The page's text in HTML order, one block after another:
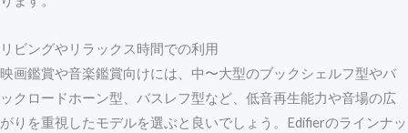
リビングやリラックス時間での利用
映画鑑賞や音楽鑑賞向けには、中〜大型のブックシェルフ型やバ
ックロードホーン型、バスレフ型など、低音再生能力や音場の広
がりを重視したモデルを選ぶと良いでしょう。Edifierのラインナッ